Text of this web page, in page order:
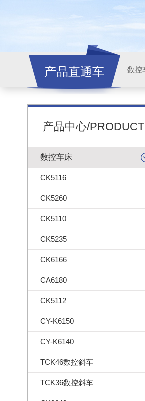
产品直通车
产品中心/PRODUCT
数控车床
CK5116
CK5260
CK5110
CK5235
CK6166
CA6180
CK5112
CY-K6150
CY-K6140
TCK46数控斜车
TCK36数控斜车